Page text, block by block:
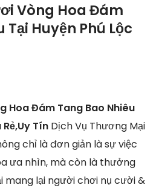
Vòng Hoa Đám
Huyện Phú Lộc
Hoa Đám Tang Bao Nhiêu
Tín Dịch Vụ Thương Mại
chỉ là đơn giản là sự việc
ưa nhìn, mà còn là thưởng
lại người chơi nụ cười &